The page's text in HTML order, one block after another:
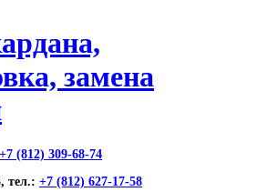
+7 (812) 309-68-74
тел.: +7 (812) 627-17-58